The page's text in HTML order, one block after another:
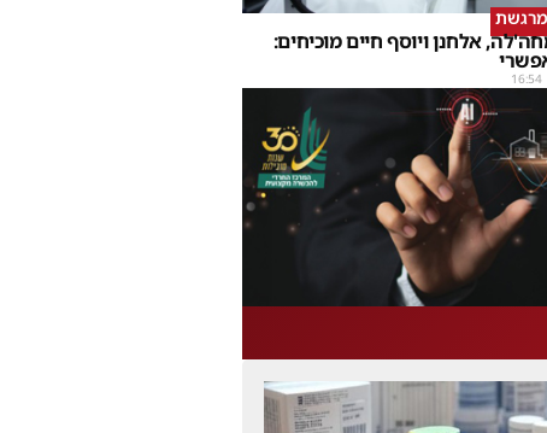
מרגשת
אלחנן ויוסף חיים מוכיחים:
16:54